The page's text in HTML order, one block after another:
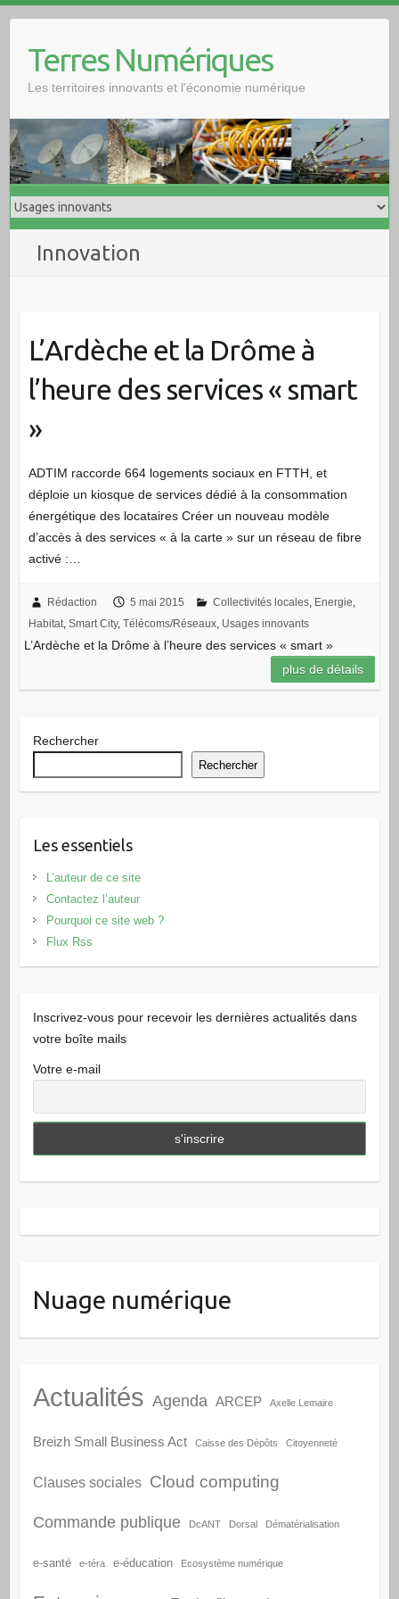
Terres Numériques
Les territoires innovants et l'économie numérique
Innovation
L’Ardèche et la Drôme à
l’heure des services « smart
»
ADTIM raccorde 664 logements sociaux en FTTH, et
déploie un kiosque de services dédié à la consommation
énergétique des locataires Créer un nouveau modèle
d’accès à des services « à la carte » sur un réseau de fibre
activé :…
Rédaction 5 mai 2015 Collectivités locales, Energie,
Habitat, Smart City, Télécoms/Réseaux, Usages innovants
L’Ardèche et la Drôme à l’heure des services « smart »
plus de détails
Rechercher
Rechercher
Les essentiels
L’auteur de ce site
Contactez l’auteur
Pourquoi ce site web ?
Flux Rss
Inscrivez-vous pour recevoir les dernières actualités dans
votre boîte mails
Votre e-mail
Nuage numérique
Actualités Agenda ARCEP Axelle Lemaire
Breizh Small Business Act Caisse des Dépôts Citoyenneté
Clauses sociales Cloud computing
Commande publique DcANT Dorsal Dématérialisation
e-santé e-téra e-éducation Ecosystème numérique